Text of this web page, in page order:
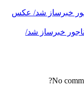
خبرساز شد/ عکس
No